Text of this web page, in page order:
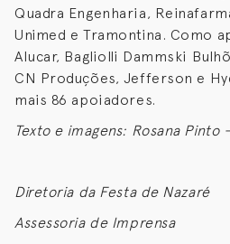
Quadra Engenharia,
Unimed e Tramontina. Como
Alucar, Bagliolli Dammski
CN Produções, Jefferson e
mais 86 apoiadores.
Texto e imagens: Rosana Pinto
Diretoria da Festa de Nazaré
Assessoria de Imprensa